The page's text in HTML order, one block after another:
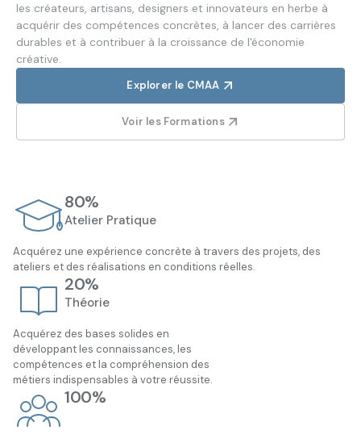
les créateurs, artisans, designers et innovateurs en herbe à
acquérir des compétences concrètes, à lancer des carrières
durables et à contribuer à la croissance de l'économie
créative.
Explorer le CMAA
Voir les Formations
80%
Atelier Pratique
Acquérez une expérience concrète à travers des projets, des
ateliers et des réalisations en conditions réelles.
20%
Théorie
Acquérez des bases solides en
développant les connaissances, les
compétences et la compréhension des
métiers indispensables à votre réussite.
100%